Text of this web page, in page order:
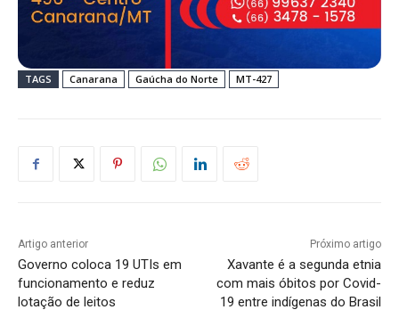
TAGS Canarana Gaúcha do Norte MT-427
Artigo anterior
Governo coloca 19 UTIs em
funcionamento e reduz
lotação de leitos
Próximo artigo
Xavante é a segunda etnia
com mais óbitos por Covid-
19 entre indígenas do Brasil